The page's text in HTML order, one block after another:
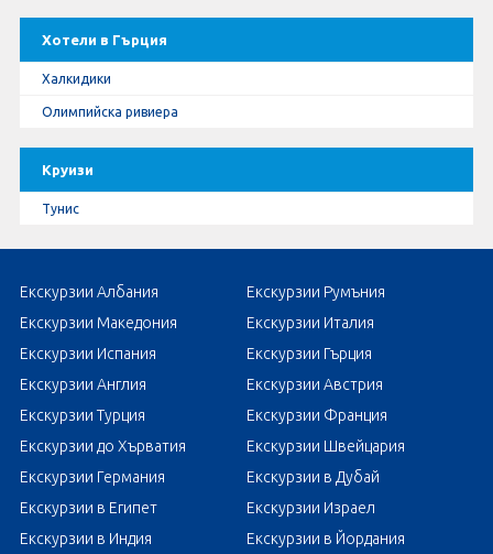
Хотели в Гърция
Халкидики
Олимпийска ривиера
Круизи
Тунис
Екскурзии Албания
Екскурзии Румъния
Екскурзии Македония
Екскурзии Италия
Екскурзии Испания
Екскурзии Гърция
Екскурзии Англия
Екскурзии Австрия
Екскурзии Турция
Екскурзии Франция
Екскурзии до Хърватия
Екскурзии Швейцария
Екскурзии Германия
Екскурзии в Дубай
Екскурзии в Египет
Екскурзии Израел
Екскурзии в Индия
Екскурзии в Йордания